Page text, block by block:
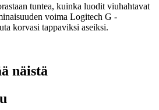
tuntea, kuinka luodit viuhahtavat
voima Logitech G -
korvasi tappaviksi aseiksi.
näistä